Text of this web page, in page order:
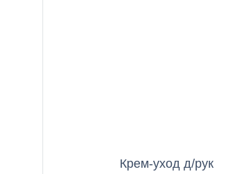
Крем-уход д/рук